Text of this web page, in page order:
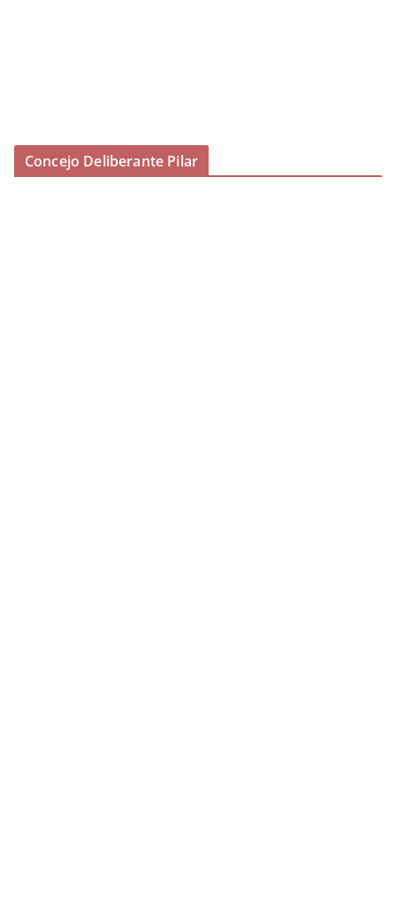
Concejo Deliberante Pilar